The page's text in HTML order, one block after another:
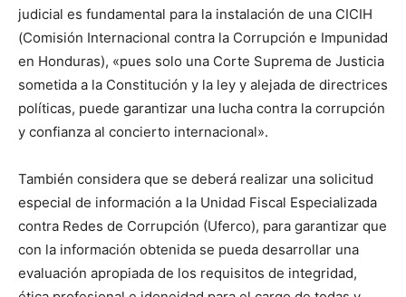
judicial es fundamental para la instalación de una CICIH
(Comisión Internacional contra la Corrupción e Impunidad
en Honduras), «pues solo una Corte Suprema de Justicia
sometida a la Constitución y la ley y alejada de directrices
políticas, puede garantizar una lucha contra la corrupción
y confianza al concierto internacional».
También considera que se deberá realizar una solicitud
especial de información a la Unidad Fiscal Especializada
contra Redes de Corrupción (Uferco), para garantizar que
con la información obtenida se pueda desarrollar una
evaluación apropiada de los requisitos de integridad,